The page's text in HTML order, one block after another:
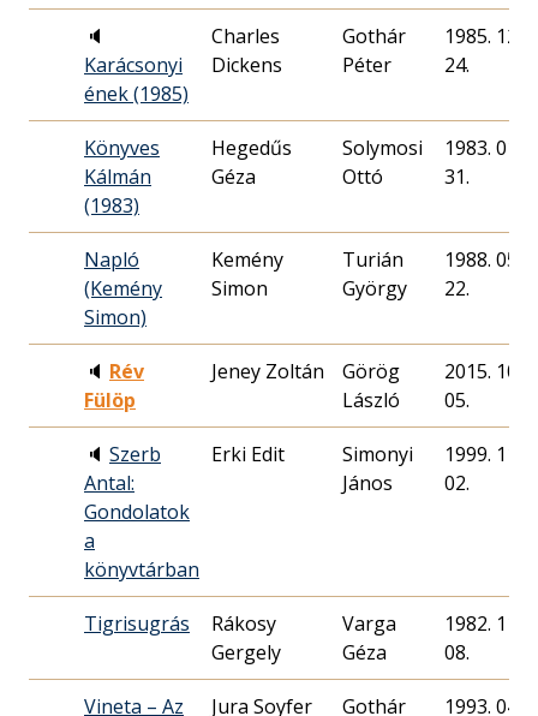
🔈
Karácsonyi
ének (1985)
Charles
Dickens
Gothár
Péter
1985. 12.
24.
Könyves
Kálmán
(1983)
Hegedűs
Géza
Solymosi
Ottó
1983. 01.
31.
Napló
(Kemény
Simon)
Kemény
Simon
Turián
György
1988. 05.
22.
🔈 Rév
Fülöp
Jeney Zoltán
Görög
László
2015. 10.
05.
🔈 Szerb
Antal:
Gondolatok
a
könyvtárban
Erki Edit
Simonyi
János
1999. 11.
02.
Tigrisugrás
Rákosy
Gergely
Varga
Géza
1982. 11.
08.
Vineta – Az Jura Soyfer Gothár 1993. 04.